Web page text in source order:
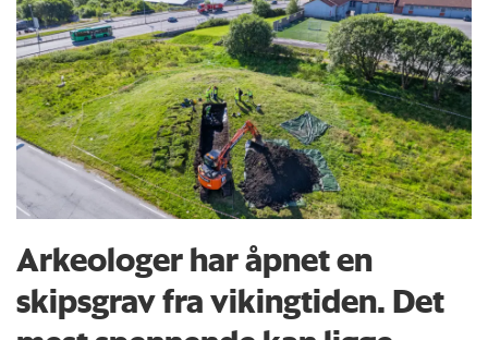
Arkeologer har åpnet en
skipsgrav fra vikingtiden. Det